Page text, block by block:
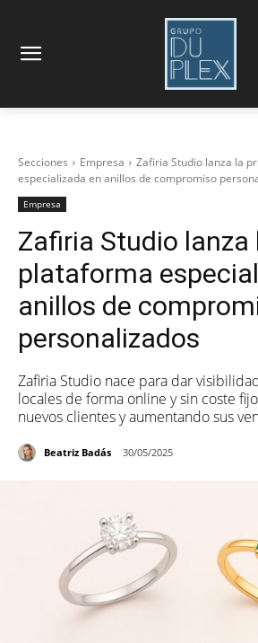
Secciones Empresa
Zafiria Studio lanza la
especializada en anillos de compromiso
Empresa
Zafiria Studio lanza
plataforma
anillos de
personalizados
Zafiria Studio nace para dar
locales de forma online y sin coste
nuevos clientes y aumentando sus
Beatriz Badás 30/05/2025